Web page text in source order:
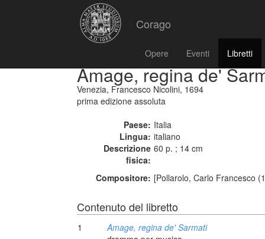
Corago
Opere Eventi Libretti
Amage, regina de'
Venezia, Francesco Nicolini, 1694
prima edizione assoluta
Paese: Italia
Lingua: italiano
Descrizione
fisica:
60 p. ; 14 cm
Compositore: [Pollarolo, Carlo Francesco
Contenuto del libretto
1
Amage, regina de' Sarmati